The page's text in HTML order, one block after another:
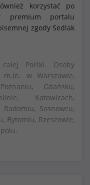
korzystać po
premium portalu
zgody Sedlak
Polski. Osoby
w Warszawie,
Gdańsku,
Katowicach,
Radomiu, Sosnowcu,
Bytomiu, Rzeszowie,